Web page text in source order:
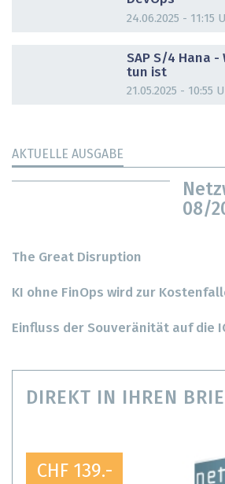
24.06.2025 - 11:15
SAP S/4 Hana -
tun ist
21.05.2025 - 10:55
AKTUELLE AUSGABE
08/
The Great Disruption
KI ohne FinOps wird zur
Einfluss der Souveränität auf die
DIREKT IN IHREN
CHF 139.-